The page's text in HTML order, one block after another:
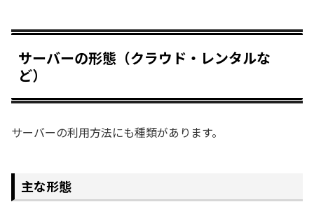
サーバーの形態（クラウド・レンタルな
ど）
サーバーの利用方法にも種類があります。
主な形態